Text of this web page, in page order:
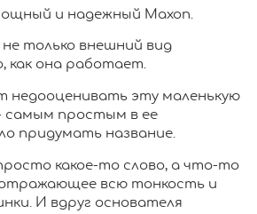
и надежный Maxon.
только внешний вид
как она работает.
недооценивать эту маленькую
самым простым в ее
придумать название.
какое-то слово, а что-то
всю тонкость и
И вдруг основателя